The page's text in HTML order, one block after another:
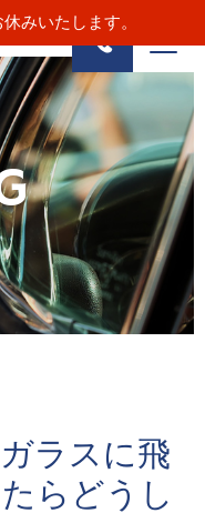
みいたします。
ラスに飛
らどうし